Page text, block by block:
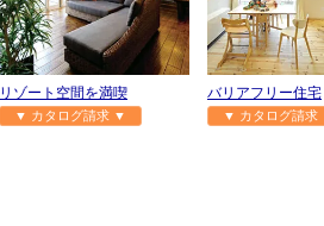
リゾート空間を満喫
▼ カタログ請求 ▼
バリアフリー住宅
▼ カタログ請